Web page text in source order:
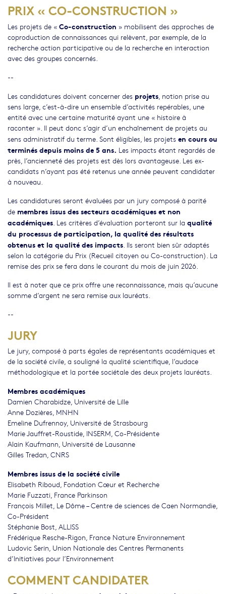
PRIX « CO-CONSTRUCTION »
Les projets de « Co-construction » mobilisent des approches de
coproduction de connaissances qui relèvent, par exemple, de la
recherche action participative ou de la recherche en interaction
avec des groupes concernés.
--
Les candidatures doivent concerner des projets , notion prise au
sens large, c’est-à-dire un ensemble d’activités repérables, une
entité avec une certaine maturité ayant une « histoire à
raconter ». Il peut donc s’agir d’un enchaînement de projets au
sens administratif du terme. Sont éligibles, les projets en cours ou
terminés depuis moins de 5 ans. Les impacts étant regardés de
près, l’ancienneté des projets est dès lors avantageuse. Les ex-
candidats n’ayant pas été retenus une année peuvent candidater
à nouveau.
Les candidatures seront évaluées par un jury composé à parité
de membres issus des secteurs académiques et non
académiques . Les critères d’évaluation porteront sur la qualité
du processus de participation, la qualité des résultats
obtenus et la qualité des impacts . Ils seront bien sûr adaptés
selon la catégorie du Prix (Recueil citoyen ou Co-construction). La
remise des prix se fera dans le courant du mois de juin 2026.
Il est à noter que ce prix offre une reconnaissance, mais qu’aucune
somme d’argent ne sera remise aux lauréats.
--
JURY
Le jury, composé à parts égales de représentants académiques et
de la société civile, a souligné la qualité scientifique, l’audace
méthodologique et la portée sociétale des deux projets lauréats.
Membres académiques
Damien Charabidze, Université de Lille
Anne Dozières, MNHN
Emeline Dufrennoy, Université de Strasbourg
Marie Jauffret-Roustide, INSERM, Co-Présidente
Alain Kaufmann, Université de Lausanne
Gilles Tredan, CNRS
Membres issus de la société civile
Elisabeth Riboud, Fondation Cœur et Recherche
Marie Fuzzati, France Parkinson
François Millet, Le Dôme – Centre de sciences de Caen Normandie,
Co-Président
Stéphanie Bost, ALLISS
Frédérique Resche-Rigon, France Nature Environnement
Ludovic Serin, Union Nationale des Centres Permanents
d’Initiatives pour l’Environnement
COMMENT CANDIDATER